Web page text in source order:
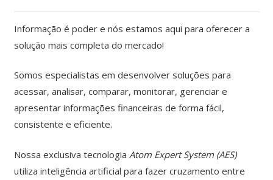
Informação é poder e nós estamos aqui para oferecer a
solução mais completa do mercado!
Somos especialistas em desenvolver soluções para
acessar, analisar, comparar, monitorar, gerenciar e
apresentar informações financeiras de forma fácil,
consistente e eficiente.
Nossa exclusiva tecnologia Atom Expert System (AES)
utiliza inteligência artificial para fazer cruzamento entre